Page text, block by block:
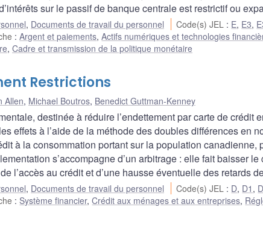
sur le passif de banque centrale est restrictif ou
, Documents de travail du personnel Code(s) JEL : E, E3,
:Argent et paiements,Actifs numériques et technologies
, Cadre et transmission de la politique monétaire
Restrictions
Allen, Michael Boutros, Benedict Guttman-Kenney
destinée à réduire l’endettement par carte de crédit
effets à l’aide de la méthode des doubles différences en
à la consommation portant sur la population canadienne,
s’accompagne d’un arbitrage : elle fait baisser le
l’accès au crédit et d’une hausse éventuelle des retards
, Documents de travail du personnel Code(s) JEL : D, D1 ,
: Système financier,Crédit aux ménages et aux entreprises,